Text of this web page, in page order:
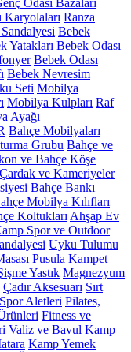
Odası Bazaları
Karyolaları Ranza
Bebek
Yatakları Bebek Odası
Bebek Odası
Bebek Nevresim
Seti Mobilya
Mobilya Kulpları Raf
Ayağı
Bahçe Mobilyaları
Grubu Bahçe ve
ve Bahçe Köşe
Çardak ve Kameriyeler
Bahçe Bankı
Mobilya Kılıfları
Koltukları Ahşap Ev
Spor ve Outdoor
Uyku Tulumu
Pusula Kampet
Yastık Magnezyum
Çadır Aksesuarı Sırt
Spor Aletleri Pilates,
Fitness ve
Valiz ve Bavul Kamp
Kamp Yemek